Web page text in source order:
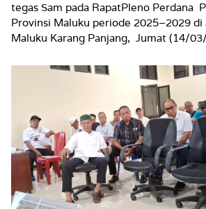
tegas Sam pada RapatPleno Perdana
Provinsi Maluku periode 2025–2029 di
Maluku Karang Panjang, Jumat (14/